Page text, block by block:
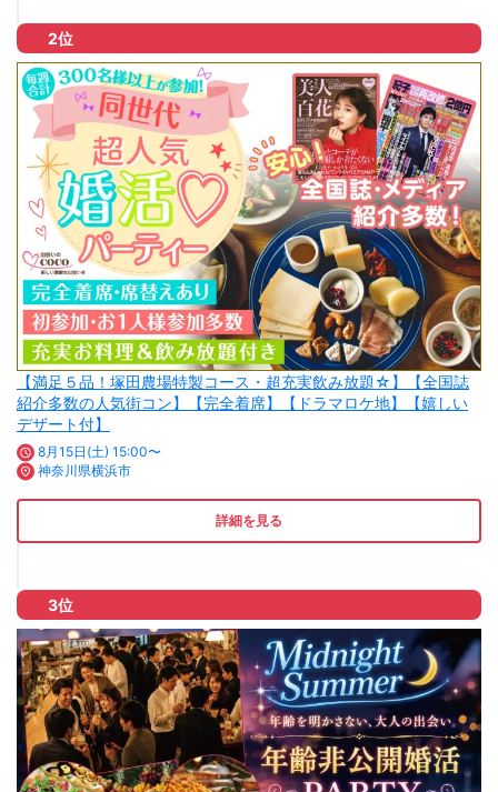
2位
【満足５品！塚田農場特製コース・超充実飲み放題☆】【全国誌
紹介多数の人気街コン】【完全着席】【ドラマロケ地】【嬉しい
デザート付】
8月15日(土) 15:00〜
神奈川県横浜市
詳細を見る
3位